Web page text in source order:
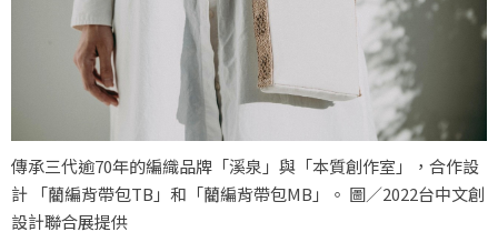
傳承三代逾70年的編織品牌「溪泉」與「本質創作室」，合作設
計 「藺編背帶包TB」和「藺編背帶包MB」。 圖／2022台中文創
設計聯合展提供